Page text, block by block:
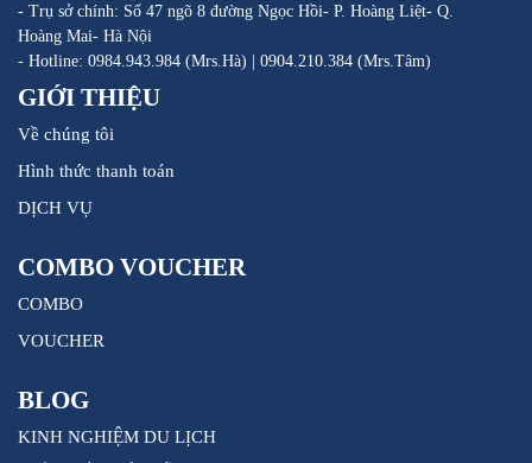
- Trụ sở chính: Số 47 ngõ 8 đường Ngọc Hồi- P. Hoàng Liệt- Q.
Hoàng Mai- Hà Nội
- Hotline: 0984.943.984 (Mrs.Hà) | 0904.210.384 (Mrs.Tâm)
GIỚI THIỆU
Về chúng tôi
Hình thức thanh toán
DỊCH VỤ
COMBO VOUCHER
COMBO
VOUCHER
BLOG
KINH NGHIỆM DU LỊCH